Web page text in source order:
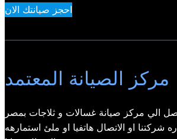
احجز صيانتك الان
مركز الصيانة المعتمد
الي مركز صيانة غسالات و ثلاجات بمصر
شركتنا او الاتصال هاتفيا او ملئ استمارهه